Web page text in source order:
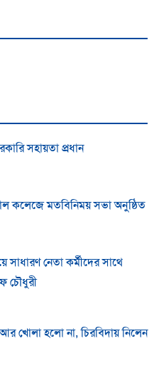
সহায়তা প্রধান
কলেজে মতবিনিময় সভা অনুষ্ঠিত
সাধারণ নেতা কর্মীদের সাথে
চৌধুরী
খোলা হলো না, চিরবিদায় নিলেন